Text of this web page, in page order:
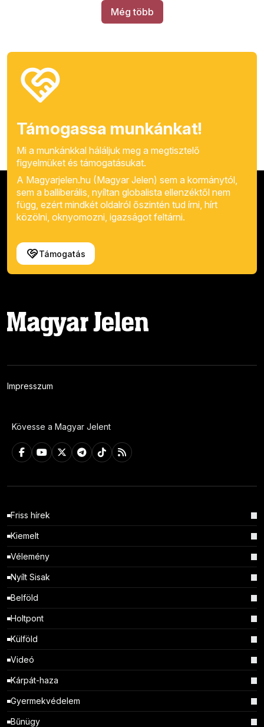
Még több
Támogassa munkánkat!
Mi a munkánkkal háláljuk meg a megtisztelő
figyelmüket és támogatásukat.
A Magyarjelen.hu (Magyar Jelen) sem a kormánytól,
sem a balliberális, nyíltan globalista ellenzéktől nem
függ, ezért mindkét oldalról őszintén tud írni, hírt
közölni, oknyomozni, igazságot feltárni.
Támogatás
Impresszum
Kövesse a Magyar Jelent
Friss hírek
Kiemelt
Vélemény
Nyílt Sisak
Belföld
Holtpont
Külföld
Videó
Kárpát-haza
Gyermekvédelem
Bűnügy